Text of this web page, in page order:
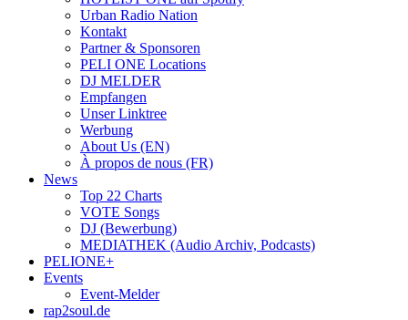
Urban Radio Nation
Kontakt
Partner & Sponsoren
PELI ONE Locations
DJ MELDER
Empfangen
Unser Linktree
Werbung
About Us (EN)
À propos de nous (FR)
News
Top 22 Charts
VOTE Songs
DJ (Bewerbung)
MEDIATHEK (Audio Archiv, Podcasts)
PELIONE+
Events
Event-Melder
rap2soul.de